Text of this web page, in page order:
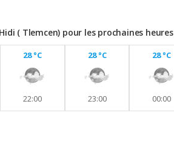
( Tlemcen) pour les prochaines heures
28 °C
22:00
28 °C
23:00
28 °C
00:00